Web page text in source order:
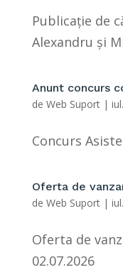
Publicație de
Alexandru și
Anunt concurs
de Web Suport|
Concurs
Oferta de
de Web Suport|
Oferta de
02.07.2026